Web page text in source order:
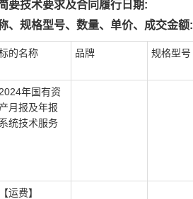
要技术要求及合同履行日期:
、规格型号、数量、单价、成交金额:
的名称 品牌 规格型号
2024年国有资
产月报及年报
系统技术服务
【运费】